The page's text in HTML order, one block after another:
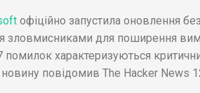
офіційно запустила оновлення
зловмисниками для поширення
помилок характеризуються
повідомив The Hacker News
підписку .